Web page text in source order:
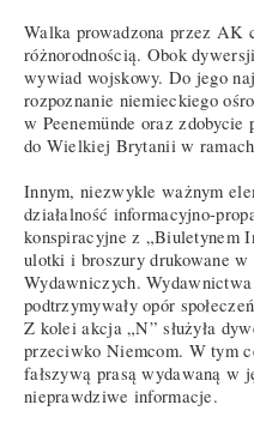
Walka prowadzona przez AK
różnorodnością. Obok
wywiad wojskowy. Do jego
rozpoznanie niemieckiego
w Peenemünde oraz
do Wielkiej Brytanii w
Innym, niezwykle ważnym
działalność informacyjno-
konspiracyjne z „Biuletynem
ulotki i broszury drukowane w
Wydawniczych.
podtrzymywały opór
Z kolei akcja „N” służyła
przeciwko Niemcom. W tym
fałszywą prasą wydawaną w
nieprawdziwe informacje.